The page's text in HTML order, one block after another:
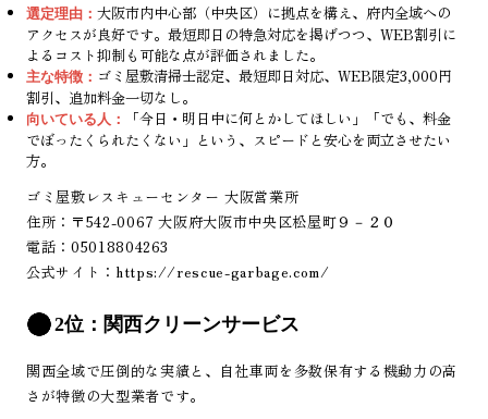
選定理由： 大阪市内中心部（中央区）に拠点を構え、府内全域への
アクセスが良好です。最短即日の特急対応を掲げつつ、WEB割引に
よるコスト抑制も可能な点が評価されました。
主な特徴： ゴミ屋敷清掃士認定、最短即日対応、WEB限定3,000円
割引、追加料金一切なし。
向いている人：
「今日・明日中に何とかしてほしい」「でも、料金
でぼったくられたくない」という、スピードと安心を両立させたい
方。
ゴミ屋敷レスキューセンター 大阪営業所
住所：〒542-0067 大阪府大阪市中央区松屋町９－２０
電話：05018804263
公式サイト： https://rescue-garbage.com/
2位：関西クリーンサービス
関西全域で圧倒的な実績と、自社車両を多数保有する機動力の高
さが特徴の大型業者です。